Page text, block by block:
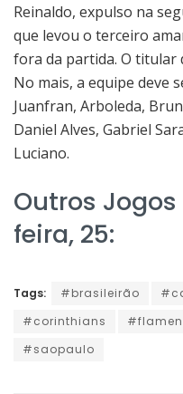
Reinaldo, expulso na
que levou o terceiro
fora da partida. O titular
No mais, a equipe deve
Juanfran, Arboleda,
Daniel Alves, Gabriel
Luciano.
Outros
feira, 25:
Tags: #brasileirão
#corinthians
#saopaulo